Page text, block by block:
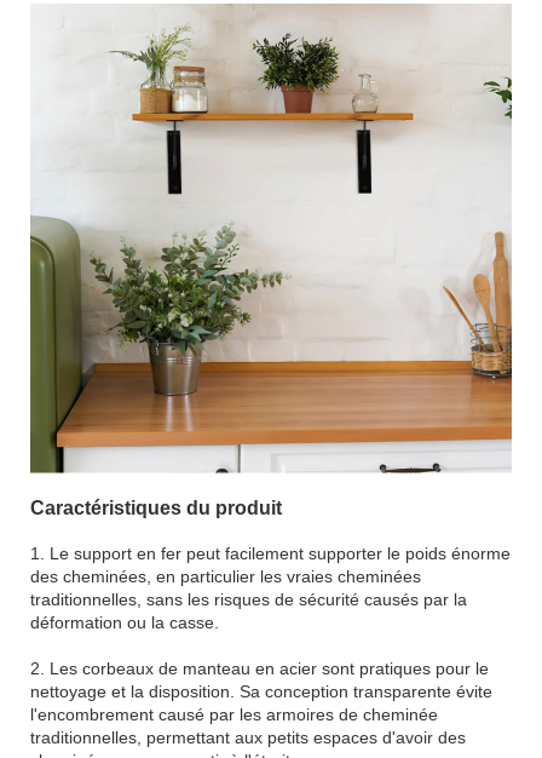
Caractéristiques du produit
1. Le support en fer peut facilement supporter le poids énorme
des cheminées, en particulier les vraies cheminées
traditionnelles, sans les risques de sécurité causés par la
déformation ou la casse.
2. Les corbeaux de manteau en acier sont pratiques pour le
nettoyage et la disposition. Sa conception transparente évite
l'encombrement causé par les armoires de cheminée
traditionnelles, permettant aux petits espaces d'avoir des